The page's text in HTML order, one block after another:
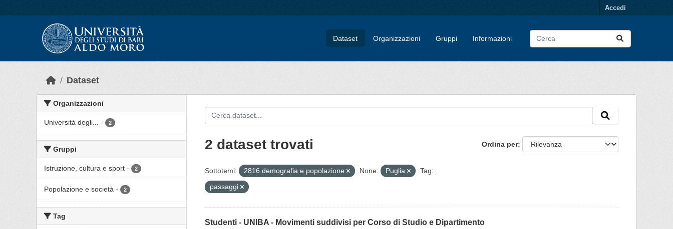
Accedi
Dataset Organizzazioni Gruppi Informazioni
Dataset
Organizzazioni
Università degli... - 2
Gruppi
Istruzione, cultura e sport - 2
Popolazione e società - 2
Tag
Ordina per
2 dataset trovati
Sottotemi: 2816 demografia e popolazione None: Puglia
Tag:
passaggi
Studenti - UNIBA - Movimenti suddivisi per Corso di Studio e Dipartimento